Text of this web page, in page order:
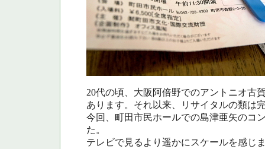
20代の頃、大阪阿倍野でのアントニオ古
あります。それ以来、リサイタルの類は
今回、町田市民ホールでの島津亜矢のコ
た。
テレビで見るより遥かにスケールを感じ